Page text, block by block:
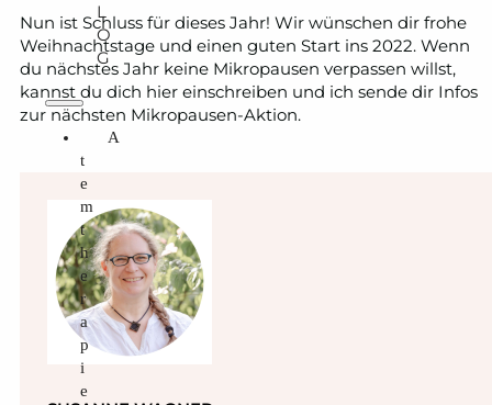
L
O
G
A
t
e
m
t
h
e
r
a
p
i
e
Nun ist Schluss für dieses Jahr! Wir wünschen dir frohe
Weihnachtstage und einen guten Start ins 2022. Wenn
du nächstes Jahr keine Mikropausen verpassen willst,
kannst du dich hier einschreiben und ich sende dir Infos
zur nächsten Mikropausen-Aktion.